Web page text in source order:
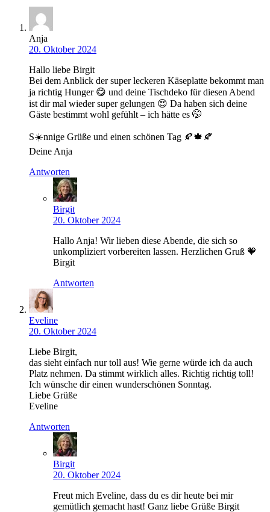
Anja
20. Oktober 2024
Hallo liebe Birgit
Bei dem Anblick der super leckeren Käseplatte bekommt man
ja richtig Hunger 😋 und deine Tischdeko für diesen Abend
ist dir mal wieder super gelungen 😍 Da haben sich deine
Gäste bestimmt wohl gefühlt – ich hätte es 🤭
S☀️nnige Grüße und einen schönen Tag 🍂🍁🍂
Deine Anja
Antworten
Birgit
20. Oktober 2024
Hallo Anja! Wir lieben diese Abende, die sich so
unkompliziert vorbereiten lassen. Herzlichen Gruß 🧡
Birgit
Antworten
Eveline
20. Oktober 2024
Liebe Birgit,
das sieht einfach nur toll aus! Wie gerne würde ich da auch
Platz nehmen. Da stimmt wirklich alles. Richtig richtig toll!
Ich wünsche dir einen wunderschönen Sonntag.
Liebe Grüße
Eveline
Antworten
Birgit
20. Oktober 2024
Freut mich Eveline, dass du es dir heute bei mir
gemütlich gemacht hast! Ganz liebe Grüße Birgit